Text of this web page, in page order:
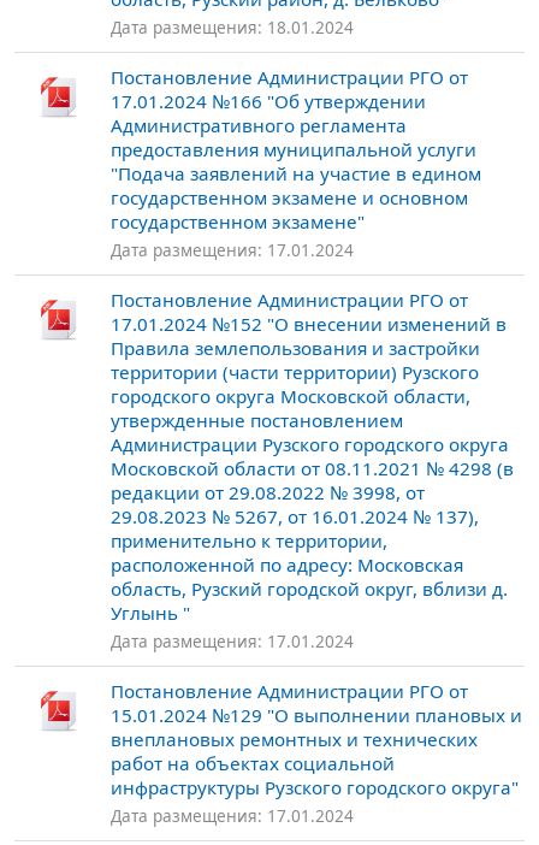
Дата размещения: 18.01.2024
Постановление Администрации РГО от
17.01.2024 №166 "Об утверждении
Административного регламента
предоставления муниципальной услуги
"Подача заявлений на участие в едином
государственном экзамене и основном
государственном экзамене"
Дата размещения: 17.01.2024
Постановление Администрации РГО от
17.01.2024 №152 "О внесении изменений в
Правила землепользования и застройки
территории (части территории) Рузского
городского округа Московской области,
утвержденные постановлением
Администрации Рузского городского округа
Московской области от 08.11.2021 № 4298 (в
редакции от 29.08.2022 № 3998, от
29.08.2023 № 5267, от 16.01.2024 № 137),
применительно к территории,
расположенной по адресу: Московская
область, Рузский городской округ, вблизи д.
Углынь "
Дата размещения: 17.01.2024
Постановление Администрации РГО от
15.01.2024 №129 "О выполнении плановых и
внеплановых ремонтных и технических
работ на объектах социальной
инфраструктуры Рузского городского округа"
Дата размещения: 17.01.2024